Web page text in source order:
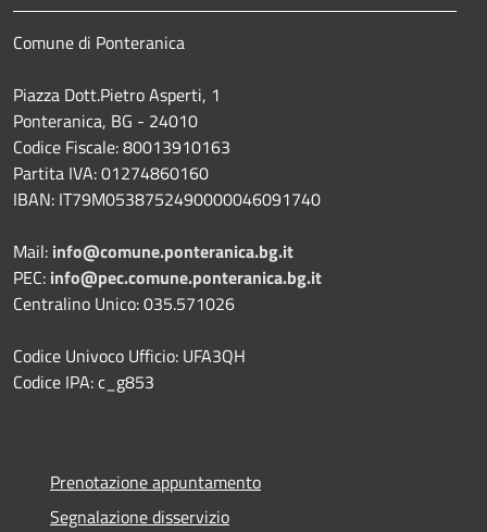
Comune di Ponteranica
Piazza Dott.Pietro Asperti, 1
Ponteranica, BG - 24010
Codice Fiscale: 80013910163
Partita IVA: 01274860160
IBAN: IT79M0538752490000046091740
Mail: info@comune.ponteranica.bg.it
PEC: info@pec.comune.ponteranica.bg.it
Centralino Unico: 035.571026
Codice Univoco Ufficio: UFA3QH
Codice IPA: c_g853
Prenotazione appuntamento
Segnalazione disservizio